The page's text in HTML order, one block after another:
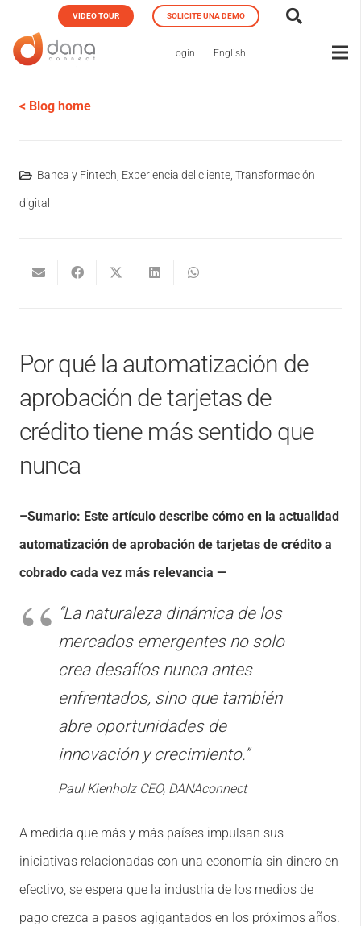
VIDEO TOUR SOLICITE UNA DEMO
Login English
< Blog home
Banca y Fintech, Experiencia del cliente, Transformación
digital
Por qué la automatización de
aprobación de tarjetas de
crédito tiene más sentido que
nunca
–Sumario: Este artículo describe cómo en la actualidad
automatización de aprobación de tarjetas de crédito a
cobrado cada vez más relevancia —
“La naturaleza dinámica de los
mercados emergentes no solo
crea desafíos nunca antes
enfrentados, sino que también
abre oportunidades de
innovación y crecimiento.”
Paul Kienholz CEO, DANAconnect
A medida que más y más países impulsan sus
iniciativas relacionadas con una economía sin dinero en
efectivo, se espera que la industria de los medios de
pago crezca a pasos agigantados en los próximos años.